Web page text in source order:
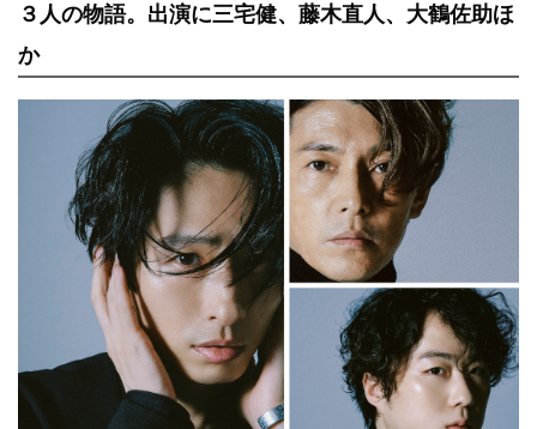
３人の物語。出演に三宅健、藤木直人、大鶴佐助ほ
か